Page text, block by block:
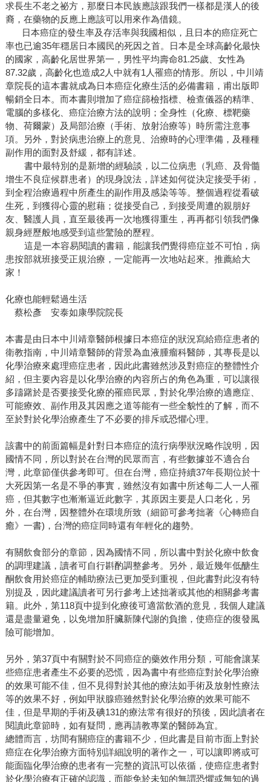
求長生不老之祕方，那麼日本民族應該跟我們一樣都是漢人的後
裔，在藥物的反應上應該可以用來作為借鏡。
日本癌症的發生率及存活率與我國相似，且日本的癌症死亡
率也已逾35年穩居日本國民的死因之首。日本是全球高齡化最快
的國家，高齡化居世界第一，男性平均壽命81.25歲、女性為
87.32歲，高齡化也造成2人中就有1人罹癌的情形。所以，中川靖
章院長的這本書就成為日本癌症化療生活的必備書籍，甫出版即
暢銷全日本。而本書則增加了癌症篩檢指標、檢查儀器的精準、
電腦的多樣化、癌症治療方法的說明；全身性（化療、標靶藥
物、荷爾蒙）及局部治療（手術、放射治療等）時所需注意事
項。另外，對於病患治療上的意見、治療時的心理準備，及種種
副作用的面對及舒緩，都有詳述。
書中最特別的是新增的經驗談，以二位病患（乳癌、及骨髓
增生不良症候群患者）的現身說法，詳述如何從決定接受手術，
到全程治療過程中所產生的副作用及感染等等。整個過程從看破
生死，到獲得心靈的慰藉；從接受自己，到接受周遭的親朋好
友、醫護人員，直至最後再一次地獲得重生，再再都引領我們像
親身經歷般地感受到這些驚險的歷程。
這是一本容易閱讀的書籍，能讓我們覺得癌症並不可怕，病
患按部就班接受正規治療，一定能再一次地站起來。推薦給大
家！
化療也能輕鬆過生活
蔡松彥 安泰如康學院院長
本書是由日本中川靖章醫師根據日本癌症的狀況寫給癌症患者的
衛教指南，中川靖章醫師的背景為血液腫瘤科醫師，其專長是以
化學治療來處理癌症患者，因此此書雖然涉及對癌症的整體性介
紹，但主要內容是以化學治療的內容所占的角色為重，可以讓很
多躊躇於是否要接受化療的罹癌民眾，對於化學治療的適應症、
可能療效、副作用及其因應之道等能有一些全貌性的了解，而不
至於對於化學治療產生了不必要的排斥或恐懼心理。
該書中的前面篇幅是針對日本癌症的流行病學狀況略作說明，因
國情不同，所以對於在台灣的民眾而言，有些數據並不適合台
灣，此章節僅供參考即可。但在台灣，癌症持續37年長期位於十
大死因第一名是不爭的事實，雖然沒有如書中所述每二人一人罹
癌，但其數字也漸漸逼近此數字，其原因主要是人口老化，另
外，在台灣，因整體外在環境所致（細節可參考拙著《心轉癌自
癒》一書)，台灣的癌症同時還有年輕化的趨勢。
有關飲食部分的章節，因為國情不同，所以書中對於化療中飲食
的調理建議，讀者可自行斟酌調整參考。另外，最近幾年低醣生
酮飲食用於癌症的輔助療法已更加受到重視，但此書對此沒有特
別提及，因此建議讀者可另行參考上述拙著或其他的相關參考書
籍。此外，第118頁中提到化療後可適當飲酒的意見，我個人建議
還是盡量避免，以免增加肝臟新陳代謝的負擔，使癌症的復發風
險可能增加。
另外，第37頁中有關對於不同癌症的藥效作用分類，可能會讓某
些癌症患者產生不必要的恐慌，因為書中有些癌症對於化學治療
的效果可能不佳，但不見得對於其他的療法如手術及放射性療法
等的效果不好，例如甲狀腺癌雖然對於化學治療的效果可能不
佳，但是早期的手術及碘131的療法常有很好的預後，因此讀者在
閱讀此章節時，如有疑問，應再請教專業的醫師為宜。
總體而言，坊間有關癌症的書籍不少，但此書是目前市面上對於
癌症在化學治療方面特別詳細說明的著作之一，可以讓即將或可
能面臨化學治療的患者有一完整的資訊可以依循，使癌症患者對
於化學治療有正確的認識，而能免於未知的無謂恐懼或無知的過